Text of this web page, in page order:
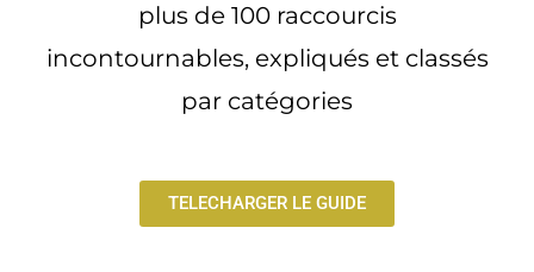
plus de 100 raccourcis
incontournables, expliqués et classés
par catégories
TELECHARGER LE GUIDE